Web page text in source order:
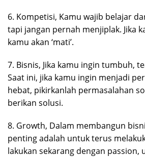
6. Kompetisi, Kamu wajib belajar
tapi jangan pernah menjiplak. Jika
kamu akan ‘mati’.
7. Bisnis, Jika kamu ingin tumbuh,
Saat ini, jika kamu ingin menjadi
hebat, pikirkanlah permasalahan
berikan solusi.
8. Growth, Dalam membangun
penting adalah untuk terus
lakukan sekarang dengan passion,